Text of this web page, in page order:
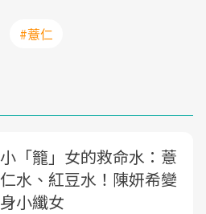
#薏仁
小「籠」女的救命水：薏
仁水、紅豆水！陳妍希變
身小纖女